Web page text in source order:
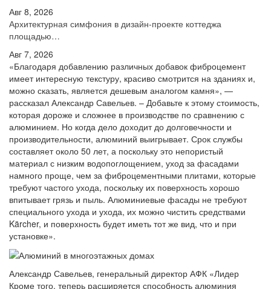
Авг 8, 2026
Архитектурная симфония в дизайн-проекте коттеджа
площадью…
Авг 7, 2026
«Благодаря добавлению различных добавок фиброцемент
имеет интересную текстуру, красиво смотрится на зданиях и,
можно сказать, является дешевым аналогом камня», —
рассказал Александр Савельев. – Добавьте к этому стоимость,
которая дороже и сложнее в производстве по сравнению с
алюминием. Но когда дело доходит до долговечности и
производительности, алюминий выигрывает. Срок службы
составляет около 50 лет, а поскольку это непористый
материал с низким водопоглощением, уход за фасадами
намного проще, чем за фиброцементными плитами, которые
требуют частого ухода, поскольку их поверхность хорошо
впитывает грязь и пыль. Алюминиевые фасады не требуют
специального ухода и ухода, их можно чистить средствами
Kärcher, и поверхность будет иметь тот же вид, что и при
установке».
Александр Савельев, генеральный директор АФК «Лидер
Кроме того, теперь расширяется способность алюминия